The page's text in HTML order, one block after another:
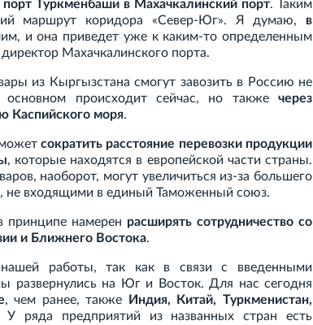
порт Туркменбаши в Махачкалинский порт. Таким
маршрут коридора «Север-Юг». Я думаю, в
и она приведет уже к каким-то определенным
Махачкалинского порта.
из Кыргызстана смогут завозить в Россию не
происходит сейчас, но также через
Каспийского моря.
сократить расстояние перевозки продукции
, которые находятся в европейской части страны.
наоборот, могут увеличиться из-за большего
не входящими в единый Таможенный союз.
принципе намерен расширять сотрудничество со
и Ближнего Востока.
работы, так как в связи с введенными
развернулись на Юг и Восток. Для нас сегодня
, чем ранее, также
Индия, Китай, Туркменистан,
У ряда предприятий из названных стран есть